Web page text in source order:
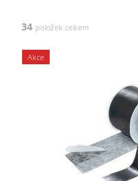
34 položek celkem
Akce